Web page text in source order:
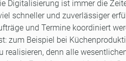
Digitalisierung ist immer die
schneller und zuverlässiger
und Termine koordiniert
zum Beispiel bei
realisieren, denn alle